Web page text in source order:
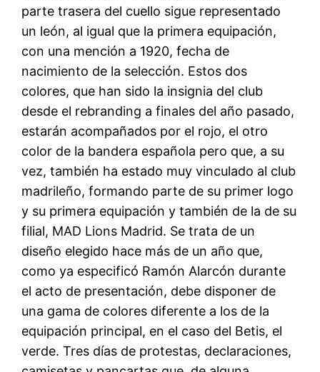
parte trasera del cuello sigue representado
un león, al igual que la primera equipación,
con una mención a 1920, fecha de
nacimiento de la selección. Estos dos
colores, que han sido la insignia del club
desde el rebranding a finales del año pasado,
estarán acompañados por el rojo, el otro
color de la bandera española pero que, a su
vez, también ha estado muy vinculado al club
madrileño, formando parte de su primer logo
y su primera equipación y también de la de su
filial, MAD Lions Madrid. Se trata de un
diseño elegido hace más de un año que,
como ya especificó Ramón Alarcón durante
el acto de presentación, debe disponer de
una gama de colores diferente a los de la
equipación principal, en el caso del Betis, el
verde. Tres días de protestas, declaraciones,